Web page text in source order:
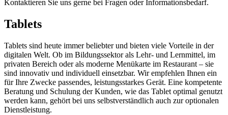
Kontaktieren Sie uns gerne bei Fragen oder Informationsbedarf.
Tablets
Tablets sind heute immer beliebter und bieten viele Vorteile in der
digitalen Welt. Ob im Bildungssektor als Lehr- und Lernmittel, im
privaten Bereich oder als moderne Menükarte im Restaurant – sie
sind innovativ und individuell einsetzbar. Wir empfehlen Ihnen ein
für Ihre Zwecke passendes, leistungsstarkes Gerät. Eine kompetente
Beratung und Schulung der Kunden, wie das Tablet optimal genutzt
werden kann, gehört bei uns selbstverständlich auch zur optionalen
Dienstleistung.